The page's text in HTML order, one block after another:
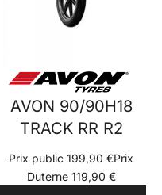
AVON 90/90H18
TRACK RR R2
Prix public199,90€Prix
Duterne 119,90 €